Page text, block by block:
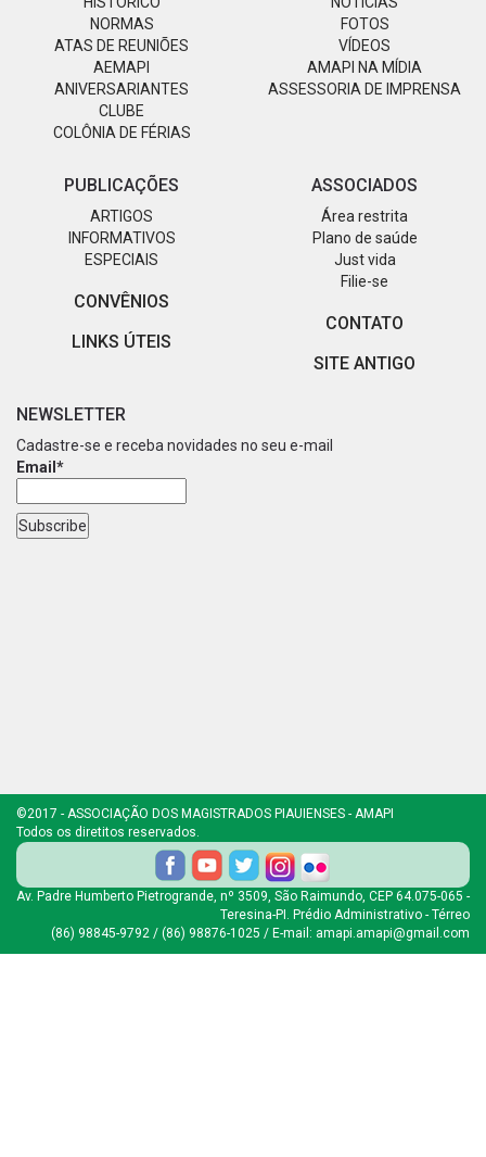
NORMAS
ATAS DE REUNIÕES
AEMAPI
ANIVERSARIANTES
CLUBE
COLÔNIA DE FÉRIAS
FOTOS
VÍDEOS
AMAPI NA MÍDIA
ASSESSORIA DE IMPRENSA
PUBLICAÇÕES
ARTIGOS
INFORMATIVOS
ESPECIAIS
CONVÊNIOS
LINKS ÚTEIS
ASSOCIADOS
Área restrita
Plano de saúde
Just vida
Filie-se
CONTATO
SITE ANTIGO
NEWSLETTER
Cadastre-se e receba novidades no seu e-mail
Email*
©2017 - ASSOCIAÇÃO DOS MAGISTRADOS PIAUIENSES - AMAPI
Todos os diretitos reservados.
Av. Padre Humberto Pietrogrande, nº 3509, São Raimundo, CEP 64.075-065 -
Teresina-PI. Prédio Administrativo - Térreo
(86) 98845-9792 / (86) 98876-1025 / E-mail: amapi.amapi@gmail.com